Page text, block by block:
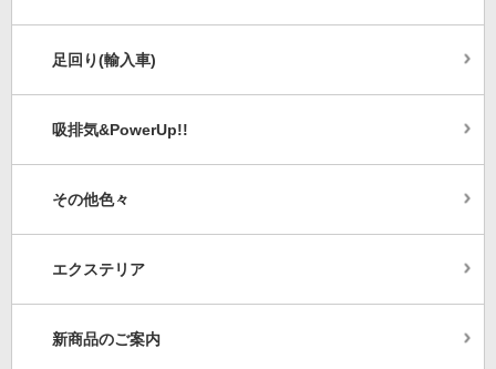
足回り(輸入車)
吸排気&PowerUp!!
その他色々
エクステリア
新商品のご案内